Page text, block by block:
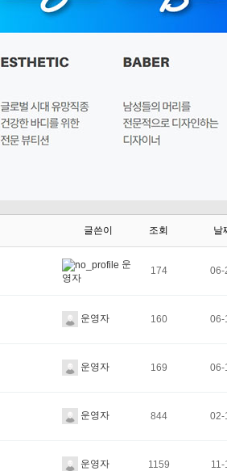
글쓴이 조회 날
운
영자
174 06-
운영자 160 06-
운영자 169 06-
운영자 844 02-
운영자 1159 11-